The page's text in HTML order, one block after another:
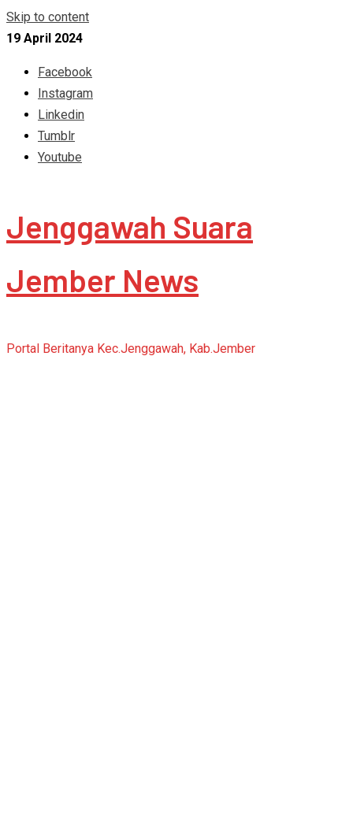
Skip to content
19 April 2024
Facebook
Instagram
Linkedin
Tumblr
Youtube
Jenggawah Suara
Jember News
Portal Beritanya Kec.Jenggawah, Kab.Jember